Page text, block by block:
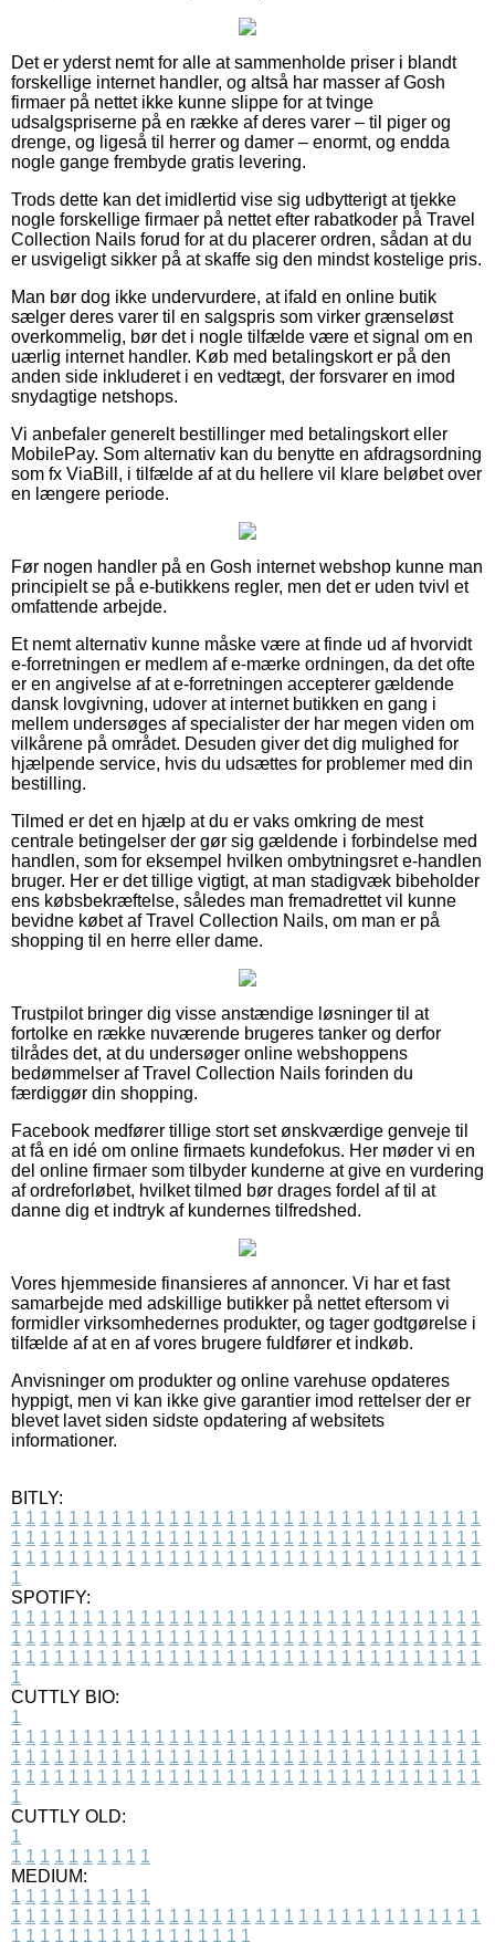
Det er yderst nemt for alle at sammenholde priser i blandt
forskellige internet handler, og altså har masser af Gosh
firmaer på nettet ikke kunne slippe for at tvinge
udsalgspriserne på en række af deres varer – til piger og
drenge, og ligeså til herrer og damer – enormt, og endda
nogle gange frembyde gratis levering.
Trods dette kan det imidlertid vise sig udbytterigt at tjekke
nogle forskellige firmaer på nettet efter rabatkoder på Travel
Collection Nails forud for at du placerer ordren, sådan at du
er usvigeligt sikker på at skaffe sig den mindst kostelige pris.
Man bør dog ikke undervurdere, at ifald en online butik
sælger deres varer til en salgspris som virker grænseløst
overkommelig, bør det i nogle tilfælde være et signal om en
uærlig internet handler. Køb med betalingskort er på den
anden side inkluderet i en vedtægt, der forsvarer en imod
snydagtige netshops.
Vi anbefaler generelt bestillinger med betalingskort eller
MobilePay. Som alternativ kan du benytte en afdragsordning
som fx ViaBill, i tilfælde af at du hellere vil klare beløbet over
en længere periode.
Før nogen handler på en Gosh internet webshop kunne man
principielt se på e-butikkens regler, men det er uden tvivl et
omfattende arbejde.
Et nemt alternativ kunne måske være at finde ud af hvorvidt
e-forretningen er medlem af e-mærke ordningen, da det ofte
er en angivelse af at e-forretningen accepterer gældende
dansk lovgivning, udover at internet butikken en gang i
mellem undersøges af specialister der har megen viden om
vilkårene på området. Desuden giver det dig mulighed for
hjælpende service, hvis du udsættes for problemer med din
bestilling.
Tilmed er det en hjælp at du er vaks omkring de mest
centrale betingelser der gør sig gældende i forbindelse med
handlen, som for eksempel hvilken ombytningsret e-handlen
bruger. Her er det tillige vigtigt, at man stadigvæk bibeholder
ens købsbekræftelse, således man fremadrettet vil kunne
bevidne købet af Travel Collection Nails, om man er på
shopping til en herre eller dame.
Trustpilot bringer dig visse anstændige løsninger til at
fortolke en række nuværende brugeres tanker og derfor
tilrådes det, at du undersøger online webshoppens
bedømmelser af Travel Collection Nails forinden du
færdiggør din shopping.
Facebook medfører tillige stort set ønskværdige genveje til
at få en idé om online firmaets kundefokus. Her møder vi en
del online firmaer som tilbyder kunderne at give en vurdering
af ordreforløbet, hvilket tilmed bør drages fordel af til at
danne dig et indtryk af kundernes tilfredshed.
Vores hjemmeside finansieres af annoncer. Vi har et fast
samarbejde med adskillige butikker på nettet eftersom vi
formidler virksomhedernes produkter, og tager godtgørelse i
tilfælde af at en af vores brugere fuldfører et indkøb.
Anvisninger om produkter og online varehuse opdateres
hyppigt, men vi kan ikke give garantier imod rettelser der er
blevet lavet siden sidste opdatering af websitets
informationer.
BITLY:
1 1 1 1 1 1 1 1 1 1 1 1 1 1 1 1 1 1 1 1 1 1 1 1 1 1 1 1 1 1 1 1 1
1 1 1 1 1 1 1 1 1 1 1 1 1 1 1 1 1 1 1 1 1 1 1 1 1 1 1 1 1 1 1 1 1
1 1 1 1 1 1 1 1 1 1 1 1 1 1 1 1 1 1 1 1 1 1 1 1 1 1 1 1 1 1 1 1 1
1
SPOTIFY:
1 1 1 1 1 1 1 1 1 1 1 1 1 1 1 1 1 1 1 1 1 1 1 1 1 1 1 1 1 1 1 1 1
1 1 1 1 1 1 1 1 1 1 1 1 1 1 1 1 1 1 1 1 1 1 1 1 1 1 1 1 1 1 1 1 1
1 1 1 1 1 1 1 1 1 1 1 1 1 1 1 1 1 1 1 1 1 1 1 1 1 1 1 1 1 1 1 1 1
1
CUTTLY BIO:
1
1 1 1 1 1 1 1 1 1 1 1 1 1 1 1 1 1 1 1 1 1 1 1 1 1 1 1 1 1 1 1 1 1
1 1 1 1 1 1 1 1 1 1 1 1 1 1 1 1 1 1 1 1 1 1 1 1 1 1 1 1 1 1 1 1 1
1 1 1 1 1 1 1 1 1 1 1 1 1 1 1 1 1 1 1 1 1 1 1 1 1 1 1 1 1 1 1 1 1
1
CUTTLY OLD:
1
1 1 1 1 1 1 1 1 1 1
MEDIUM:
1 1 1 1 1 1 1 1 1 1
1 1 1 1 1 1 1 1 1 1 1 1 1 1 1 1 1 1 1 1 1 1 1 1 1 1 1 1 1 1 1 1 1
1 1 1 1 1 1 1 1 1 1 1 1 1 1 1 1 1